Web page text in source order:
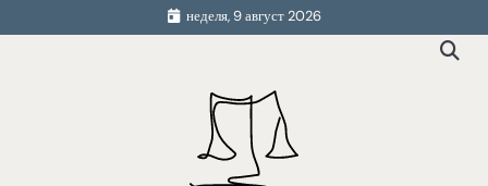
to
неделя, 9 август 2026